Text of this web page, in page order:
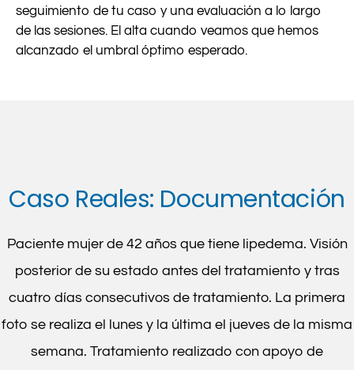
seguimiento de tu caso y una evaluación a lo largo
de las sesiones. El alta cuando veamos que hemos
alcanzado el umbral óptimo esperado.
Caso Reales: Documentación
Paciente mujer de 42 años que tiene lipedema. Visión
posterior de su estado antes del tratamiento y tras
cuatro días consecutivos de tratamiento. La primera
foto se realiza el lunes y la última el jueves de la misma
semana. Tratamiento realizado con apoyo de